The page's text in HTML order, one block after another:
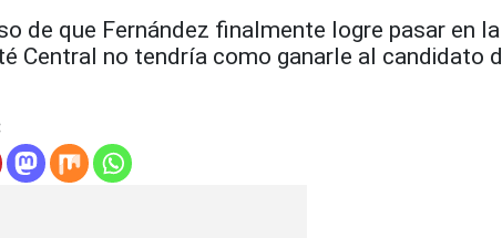
de que Fernández finalmente logre pasar en
Central no tendría como ganarle al candidato